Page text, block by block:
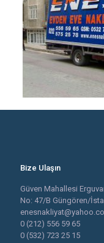
Bize Ulaşın
Güven Mahallesi
No: 47/B Güngören/
0 (212) 556 59 65
0 (532) 723 25 15